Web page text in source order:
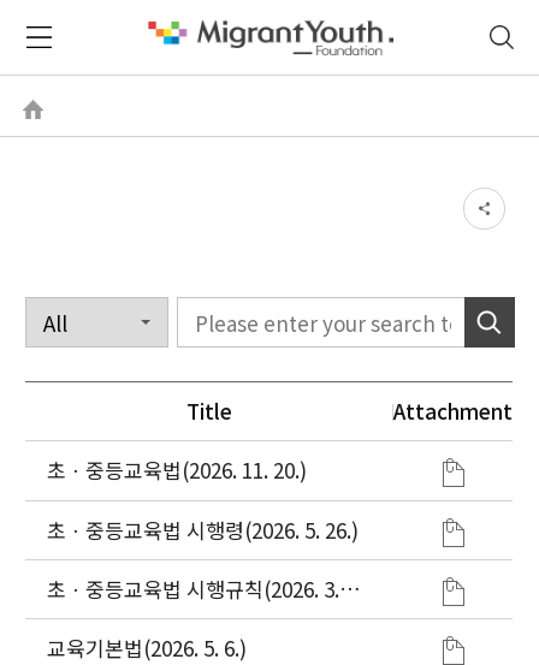
Title
Attachment
초ㆍ중등교육법(2026. 11. 20.)
초ㆍ중등교육법 시행령(2026. 5. 26.)
초ㆍ중등교육법 시행규칙(2026. 3.
11.)
교육기본법(2026. 5. 6.)